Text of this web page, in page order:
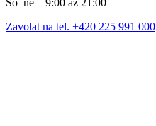
So–ne – 9:00 až 21:00
Zavolat na tel. +420 225 991 000